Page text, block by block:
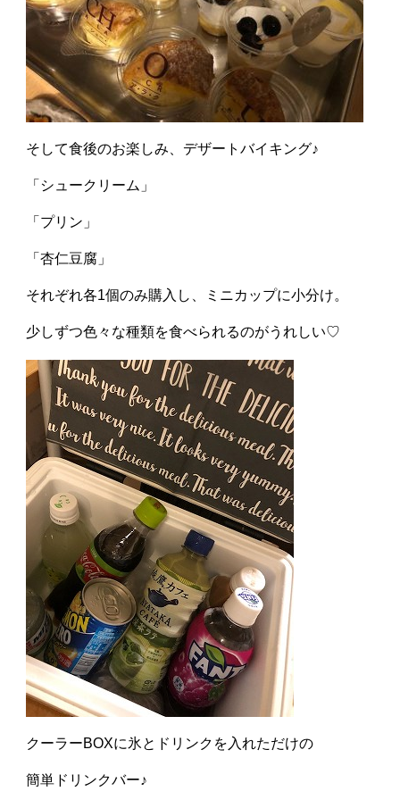
そして食後のお楽しみ、デザートバイキング♪
「シュークリーム」
「プリン」
「杏仁豆腐」
それぞれ各1個のみ購入し、ミニカップに小分け。
少しずつ色々な種類を食べられるのがうれしい♡
クーラーBOXに氷とドリンクを入れただけの
簡単ドリンクバー♪